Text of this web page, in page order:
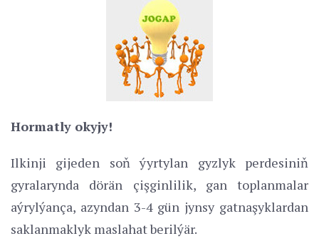
Hormatly okyjy!
Ilkinji gijeden soň ýyrtylan gyzlyk perdesiniň
gyralarynda dörän çişginlilik, gan toplanmalar
aýrylýança, azyndan 3-4 gün jynsy gatnaşyklardan
saklanmaklyk maslahat berilýär.